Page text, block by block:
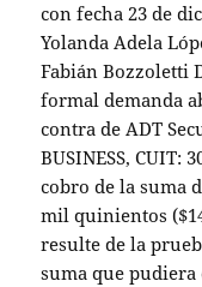
con fecha 23 de
Yolanda Adela
Fabián Bozzoletti
formal demanda
contra de ADT
BUSINESS, CUIT:
cobro de la suma
mil quinientos
resulte de la
suma que